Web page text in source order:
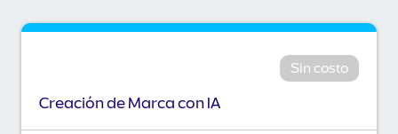
Sin costo
Creación de Marca con IA